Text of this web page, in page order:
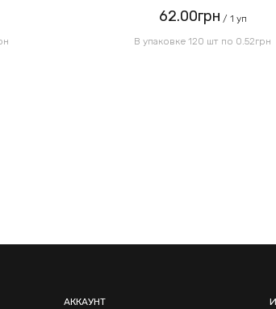
62.00грн / 1 уп
В упаковке 120 шт по 0.52грн
АККАУНТ